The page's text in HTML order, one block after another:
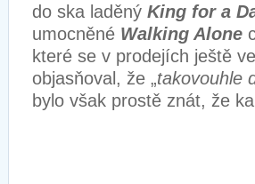
do ska laděný King for a
umocněné Walking Alone
které se v prodejích ještě
objasňoval, že „takovouhle
bylo však prostě znát, že